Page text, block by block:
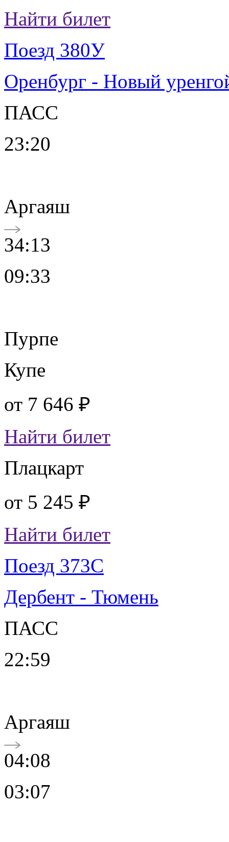
Найти билет
Поезд 380У
Оренбург - Новый
ПАСС
23:20
Аргаяш
34:13
09:33
Пурпе
Купе
от 7 646 ₽
Найти билет
Плацкарт
от 5 245 ₽
Найти билет
Поезд 373С
Дербент - Тюмень
ПАСС
22:59
Аргаяш
04:08
03:07